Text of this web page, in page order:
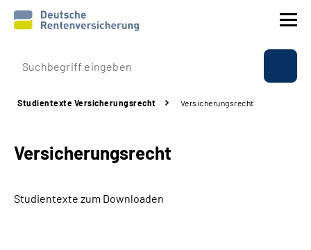
Prävention
Rente
Beratung & Kontakt
Studientexte Versicherungsrecht Versicherungsrecht
Versicherungsrecht
Studientexte zum Downloaden